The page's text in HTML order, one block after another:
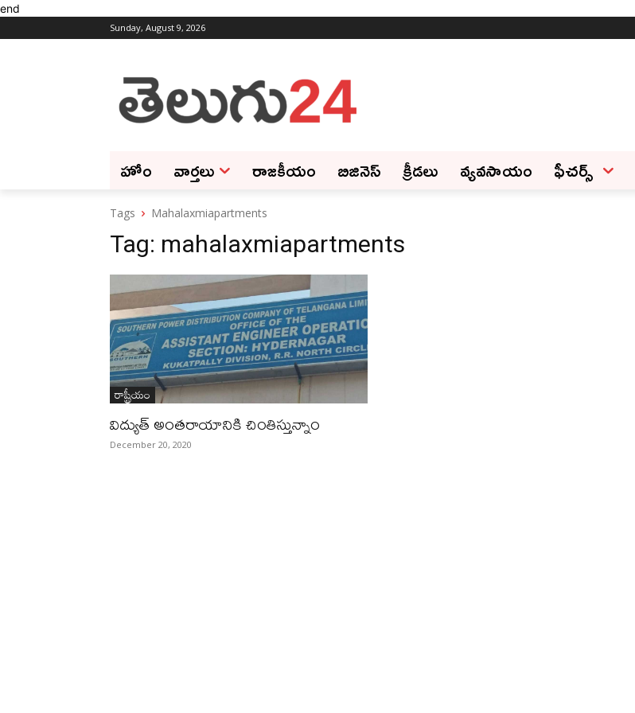
end
Sunday, August 9, 2026
హోం వార్తలు రాజకీయం బిజినెస్‌ క్రీడలు వ్యవసాయం ఫీచ‌ర్స్ ‌
Tags Mahalaxmiapartments
Tag: mahalaxmiapartments
రాష్ట్రీయం
విద్యుత్ అంతరాయానికి చింతిస్తున్నాం
December 20, 2020